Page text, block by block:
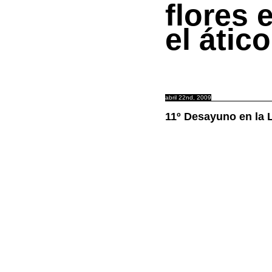
flores
el ático
abril 22nd, 2009
11º Desayuno en la